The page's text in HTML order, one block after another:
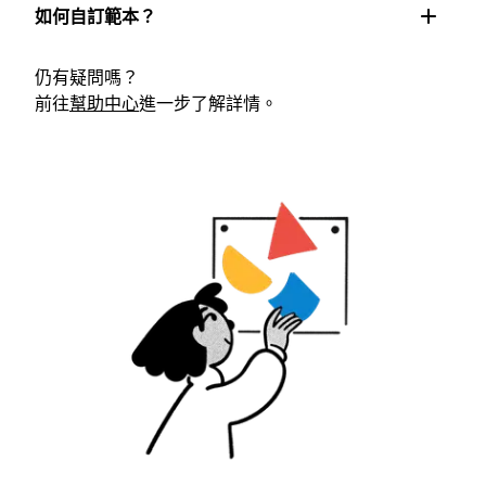
如何自訂範本？
仍有疑問嗎？
前往幫助中心進一步了解詳情。